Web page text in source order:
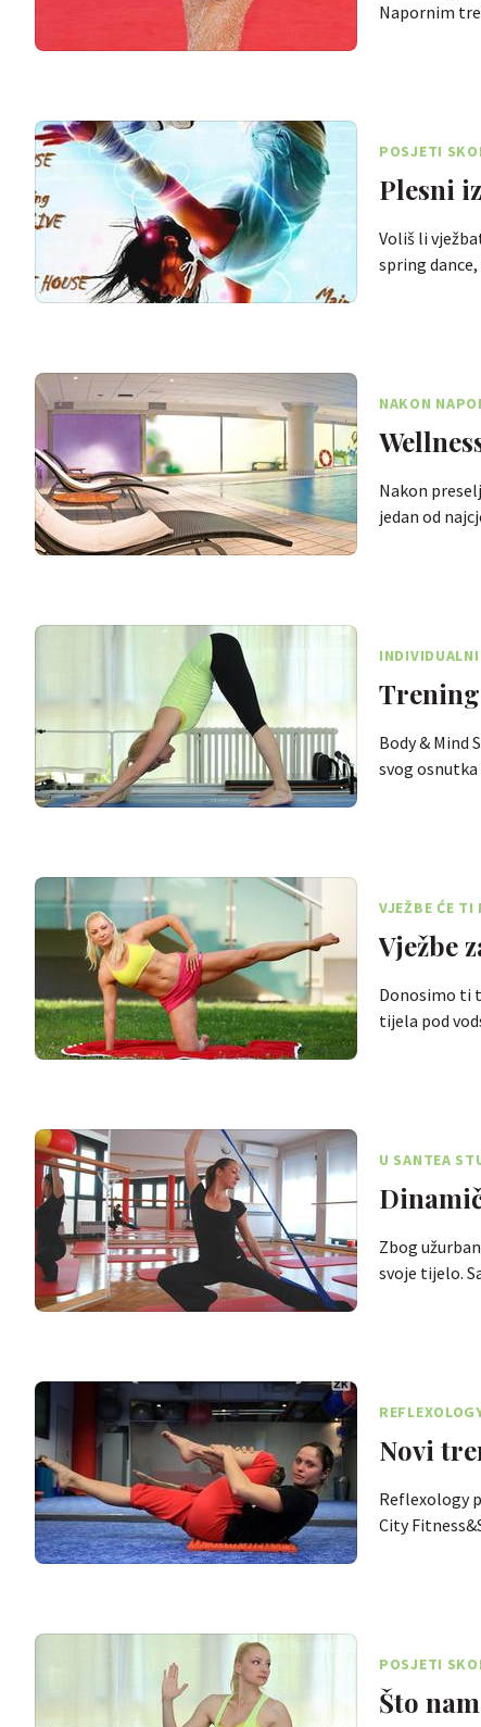
Napornim
POSJETI
Plesni
Voliš li
spring
NAKON
Nakon
jedan od
Body & Mind
svog
VJEŽBE ĆE
Vježbe
Donosimo ti
tijela pod
U SANTEA
Zbog
svoje tijelo.
Novi
Reflexology
City
POSJETI
Što